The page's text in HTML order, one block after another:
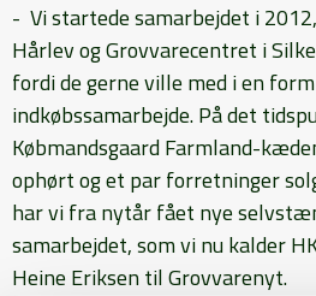
- Vi startede samarbejdet i
Hårlev og Grovvarecentret i
fordi de gerne ville med i en
indkøbssamarbejde. På det
Købmandsgaard Farmland-
ophørt og et par forretninger
har vi fra nytår fået nye
samarbejdet, som vi nu kalder
Heine Eriksen til Grovvarenyt.